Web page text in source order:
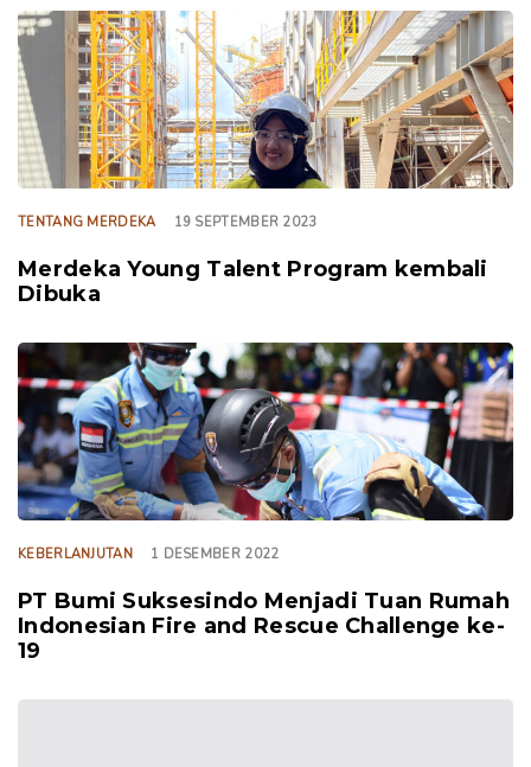
TAGS
TENTANG MERDEKA 19 SEPTEMBER 2023
Merdeka Young Talent Program kembali
Dibuka
TAGS
KEBERLANJUTAN 1 DESEMBER 2022
PT Bumi Suksesindo Menjadi Tuan Rumah
Indonesian Fire and Rescue Challenge ke-
19